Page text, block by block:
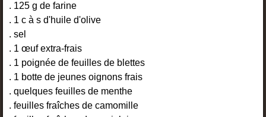
. 125 g de farine
. 1 c à s d'huile d'olive
. sel
. 1 œuf extra-frais
. 1 poignée de feuilles de blettes
. 1 botte de jeunes oignons frais
. quelques feuilles de menthe
. feuilles fraîches de camomille